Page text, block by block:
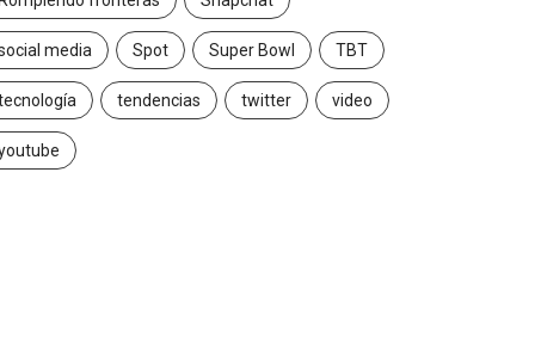
media Spot Super Bowl TBT
tendencias twitter video